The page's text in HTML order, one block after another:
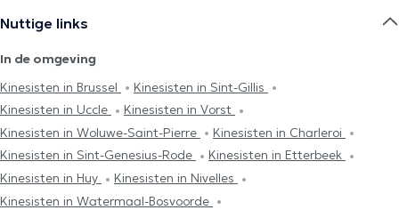
Nuttige links
In de omgeving
Kinesisten in Brussel
Kinesisten in Sint-Gillis
Kinesisten in Uccle
Kinesisten in Vorst
Kinesisten in Woluwe-Saint-Pierre
Kinesisten in Charleroi
Kinesisten in Sint-Genesius-Rode
Kinesisten in Etterbeek
Kinesisten in Huy
Kinesisten in Nivelles
Kinesisten in Watermaal-Bosvoorde